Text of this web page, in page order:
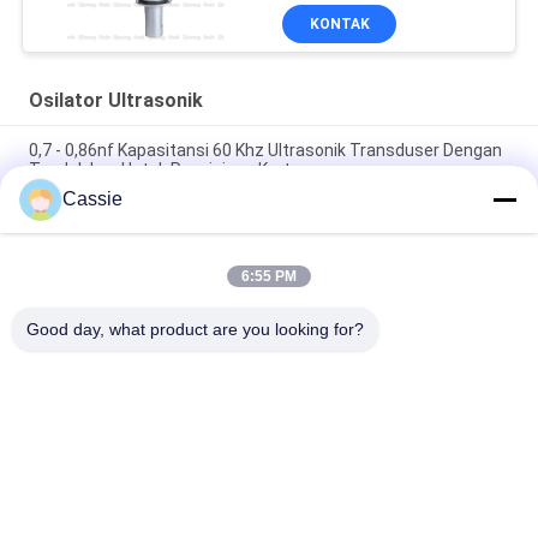
KONTAK
Osilator Ultrasonik
0,7 - 0,86nf Kapasitansi 60 Khz Ultrasonik Transduser Dengan
Tanduk Las Untuk Penyisipan Kartu
Menyediakan Peralatan Ultrasonik Masker Yang Diperlukan
Dengan Penyegelan Transduser Keramik 20KHz
15Khz Ultrasonic High Power Transducer 2600w Suku Cadang
Cassie
6:55 PM
Good day, what product are you looking for?